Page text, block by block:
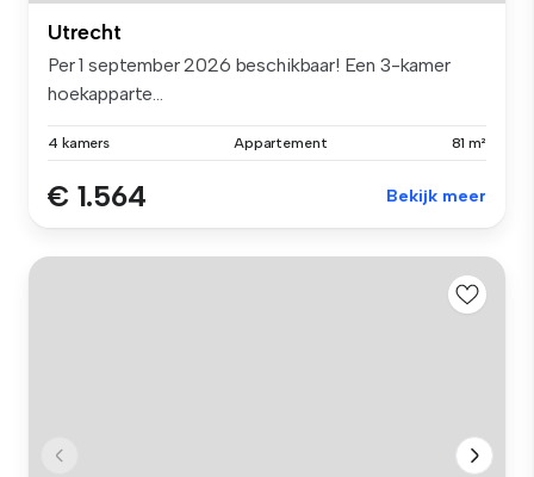
Utrecht
Per 1 september 2026 beschikbaar! Een 3-kamer
hoekapparte...
4 kamers Appartement 81 m²
€ 1.564 Bekijk meer